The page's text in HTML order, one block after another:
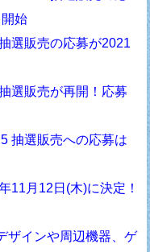
始
選販売の応募が2021
選販売が再開！応募
抽選販売への応募は
11月12日(木)に決定！
ザインや周辺機器、ゲ